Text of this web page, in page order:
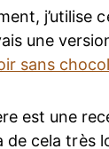
j’utilise
une
sans
est une
de cela très